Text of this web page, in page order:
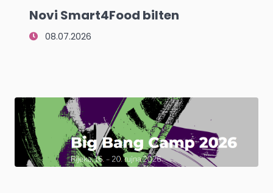
Novi Smart4Food bilten
08.07.2026